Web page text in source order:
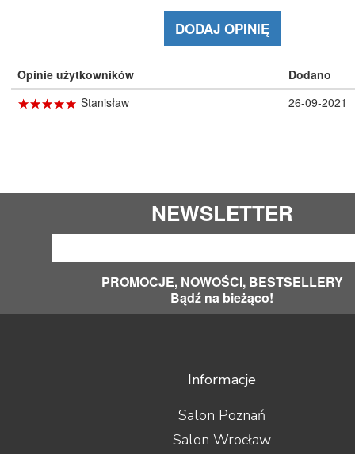
DODAJ OPINIĘ
Opinie użytkowników Dodano
☆☆☆☆☆
★★★★★ Stanisław 26-09-2021
NEWSLETTER
PROMOCJE, NOWOŚCI, BESTSELLERY
Bądź na bieżąco!
Informacje
Salon Poznań
Salon Wrocław